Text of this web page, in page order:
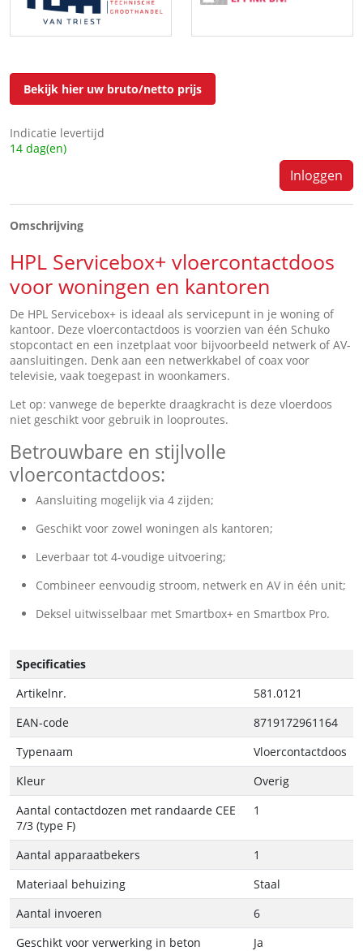
Bekijk hier uw bruto/netto prijs
Indicatie levertijd
14 dag(en)
Inloggen
Omschrijving
HPL Servicebox+ vloercontactdoos
voor woningen en kantoren
De HPL Servicebox+ is ideaal als servicepunt in je woning of
kantoor. Deze vloercontactdoos is voorzien van één Schuko
stopcontact en een inzetplaat voor bijvoorbeeld netwerk of AV-
aansluitingen. Denk aan een netwerkkabel of coax voor
televisie, vaak toegepast in woonkamers.
Let op: vanwege de beperkte draagkracht is deze vloerdoos
niet geschikt voor gebruik in looproutes.
Betrouwbare en stijlvolle
vloercontactdoos:
Aansluiting mogelijk via 4 zijden;
Geschikt voor zowel woningen als kantoren;
Leverbaar tot 4-voudige uitvoering;
Combineer eenvoudig stroom, netwerk en AV in één unit;
Deksel uitwisselbaar met Smartbox+ en Smartbox Pro.
Specificaties
Artikelnr.
581.0121
EAN-code
8719172961164
Typenaam
Vloercontactdoos
Kleur
Overig
Aantal contactdozen met randaarde CEE
7/3 (type F)
1
Aantal apparaatbekers
1
Materiaal behuizing
Staal
Aantal invoeren
6
Geschikt voor verwerking in beton
Ja